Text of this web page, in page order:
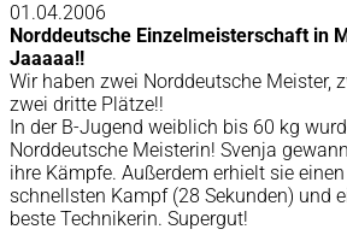
01.04.2006
Norddeutsche Einzelmeisterschaft in
Jaaaaa!!
Wir haben zwei Norddeutsche Meister,
zwei dritte Plätze!!
In der B-Jugend weiblich bis 60 kg
Norddeutsche Meisterin! Svenja
ihre Kämpfe. Außerdem erhielt sie
schnellsten Kampf (28 Sekunden) und
beste Technikerin. Supergut!